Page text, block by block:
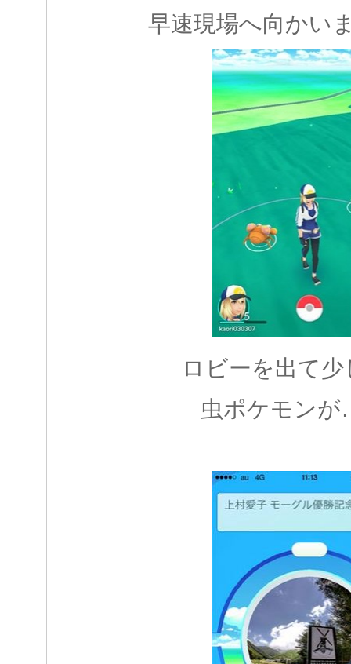
早速現場へ向かい
ロビーを出て
虫ポケモン